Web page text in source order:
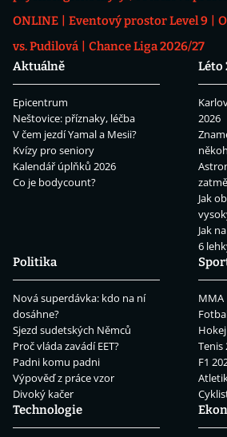
ONLINE
Eventový prostor Level 9
vs. Pudilová
Chance Liga 2026/27
Aktuálně
Epicentrum
Neštovice: příznaky, léčba
V čem jezdí Yamal a Mesii?
Kvízy pro seniory
Kalendář úplňků 2026
Co je bodycount?
Léto
2026
Jak
Jak
6
Politika
Nová superdávka: kdo na ní
dosáhne?
Sjezd sudetských Němců
Proč vláda zavádí EET?
Padni komu padni
Výpověď z práce vzor
Divoký kačer
MMA
Tenis
F1
Technologie